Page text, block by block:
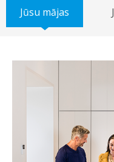
Jūsu mājas